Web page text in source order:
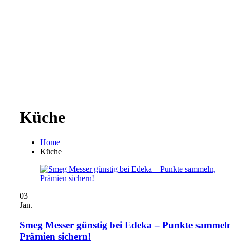
Küche
Home
Küche
03
Jan.
Smeg Messer günstig bei Edeka – Punkte
Prämien sichern!